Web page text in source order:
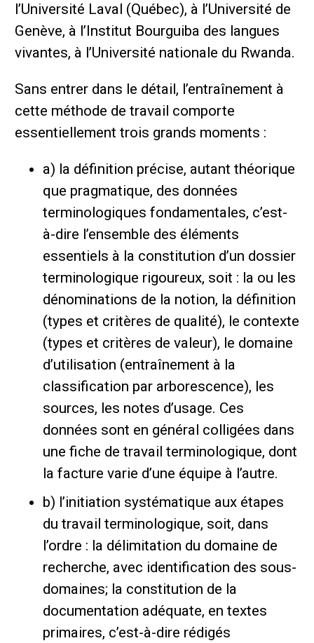
l’Université Laval (Québec), à l’Université de
Genève, à l’Institut Bourguiba des langues
vivantes, à l’Université nationale du Rwanda.
Sans entrer dans le détail, l’entraînement à
cette méthode de travail comporte
essentiellement trois grands moments :
a) la définition précise, autant théorique
que pragmatique, des données
terminologiques fondamentales, c’est-
à-dire l’ensemble des éléments
essentiels à la constitution d’un dossier
terminologique rigoureux, soit : la ou les
dénominations de la notion, la définition
(types et critères de qualité), le contexte
(types et critères de valeur), le domaine
d’utilisation (entraînement à la
classification par arborescence), les
sources, les notes d’usage. Ces
données sont en général colligées dans
une fiche de travail terminologique, dont
la facture varie d’une équipe à l’autre.
b) l’initiation systématique aux étapes
du travail terminologique, soit, dans
l’ordre : la délimitation du domaine de
recherche, avec identification des sous-
domaines; la constitution de la
documentation adéquate, en textes
primaires, c’est-à-dire rédigés